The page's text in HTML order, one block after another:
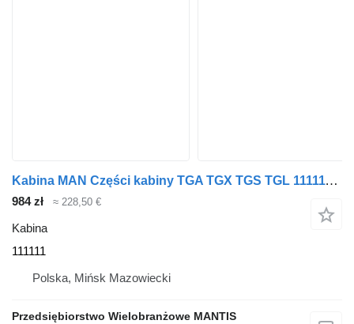
Kabina MAN Części kabiny TGA TGX TGS TGL 111111 do ciągnika siodłowego
984 zł ≈ 228,50 €
Kabina
111111
Polska, Mińsk Mazowiecki
Przedsiębiorstwo Wielobranżowe MANTIS